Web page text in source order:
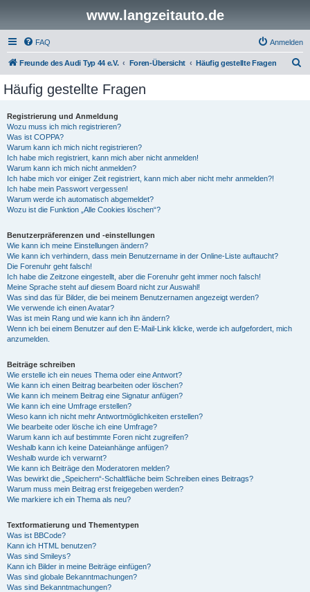
www.langzeitauto.de
FAQ Anmelden
Freunde des Audi Typ 44 e.V. Foren-Übersicht Häufig gestellte Fragen
Häufig gestellte Fragen
Registrierung und Anmeldung
Wozu muss ich mich registrieren?
Was ist COPPA?
Warum kann ich mich nicht registrieren?
Ich habe mich registriert, kann mich aber nicht anmelden!
Warum kann ich mich nicht anmelden?
Ich habe mich vor einiger Zeit registriert, kann mich aber nicht mehr anmelden?!
Ich habe mein Passwort vergessen!
Warum werde ich automatisch abgemeldet?
Wozu ist die Funktion „Alle Cookies löschen“?
Benutzerpräferenzen und -einstellungen
Wie kann ich meine Einstellungen ändern?
Wie kann ich verhindern, dass mein Benutzername in der Online-Liste auftaucht?
Die Forenuhr geht falsch!
Ich habe die Zeitzone eingestellt, aber die Forenuhr geht immer noch falsch!
Meine Sprache steht auf diesem Board nicht zur Auswahl!
Was sind das für Bilder, die bei meinem Benutzernamen angezeigt werden?
Wie verwende ich einen Avatar?
Was ist mein Rang und wie kann ich ihn ändern?
Wenn ich bei einem Benutzer auf den E-Mail-Link klicke, werde ich aufgefordert, mich
anzumelden.
Beiträge schreiben
Wie erstelle ich ein neues Thema oder eine Antwort?
Wie kann ich einen Beitrag bearbeiten oder löschen?
Wie kann ich meinem Beitrag eine Signatur anfügen?
Wie kann ich eine Umfrage erstellen?
Wieso kann ich nicht mehr Antwortmöglichkeiten erstellen?
Wie bearbeite oder lösche ich eine Umfrage?
Warum kann ich auf bestimmte Foren nicht zugreifen?
Weshalb kann ich keine Dateianhänge anfügen?
Weshalb wurde ich verwarnt?
Wie kann ich Beiträge den Moderatoren melden?
Was bewirkt die „Speichern“-Schaltfläche beim Schreiben eines Beitrags?
Warum muss mein Beitrag erst freigegeben werden?
Wie markiere ich ein Thema als neu?
Textformatierung und Thementypen
Was ist BBCode?
Kann ich HTML benutzen?
Was sind Smileys?
Kann ich Bilder in meine Beiträge einfügen?
Was sind globale Bekanntmachungen?
Was sind Bekanntmachungen?